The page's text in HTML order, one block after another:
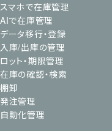
スマホで在庫管理
AIで在庫管理
データ移行・登録
入庫/出庫の管理
ロット・期限管理
在庫の確認・検索
棚卸
発注管理
自動化管理